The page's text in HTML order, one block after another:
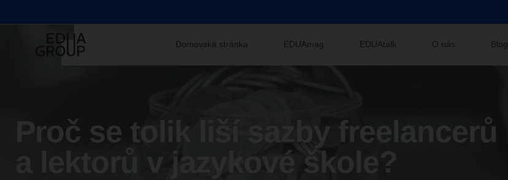
Domovská stránka EDUAmag EDUAtalk O nás Blog
Proč se tolik liší sazby freelancerů
a lektorů v jazykové škole?